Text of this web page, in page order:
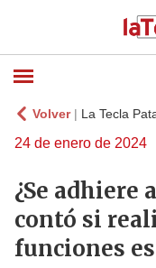
Volver| La Tecla
24 de enero de 2024
¿Se adhiere
contó si
funciones